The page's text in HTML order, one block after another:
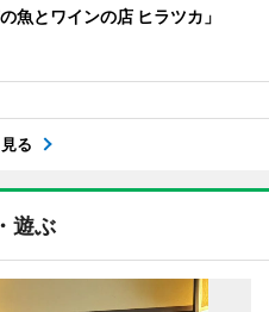
魚とワインの店 ヒラツカ」
る
遊ぶ